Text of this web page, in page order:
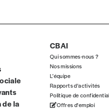
en communication le numéro
plusieurs numéros. Ce
de la
CBAI
Qui sommes-nous ?
Nos missions
L’équipe
Rapports d'activités
Politique de
Offres d'emploi